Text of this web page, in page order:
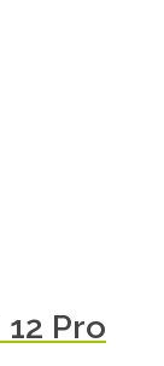
Pro